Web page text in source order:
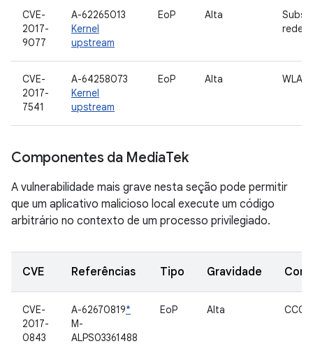
CVE-
2017-
9077
A-62265013
Kernel
upstream
EoP Alta
rede
CVE-
2017-
7541
A-64258073
Kernel
upstream
EoP Alta WLAN
Componentes da MediaTek
A vulnerabilidade mais grave nesta seção pode permitir
que um aplicativo malicioso local execute um código
arbitrário no contexto de um processo privilegiado.
CVE Referências Tipo Gravidade
CVE-
2017-
0843
A-62670819*
M-
ALPS03361488
EoP Alta CCCI